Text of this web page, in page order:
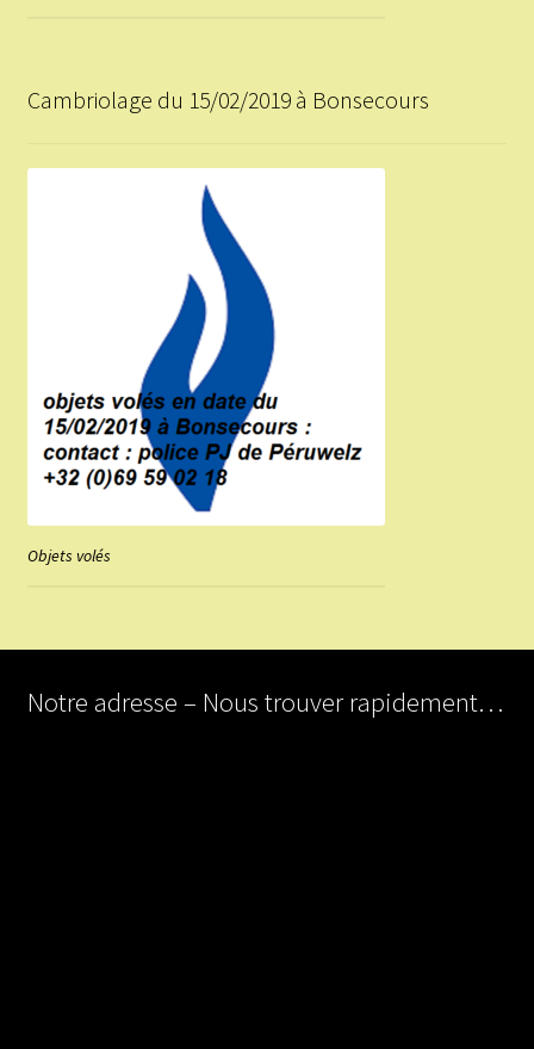
Cambriolage du 15/02/2019 à Bonsecours
Objets volés
Notre adresse – Nous trouver rapidement…